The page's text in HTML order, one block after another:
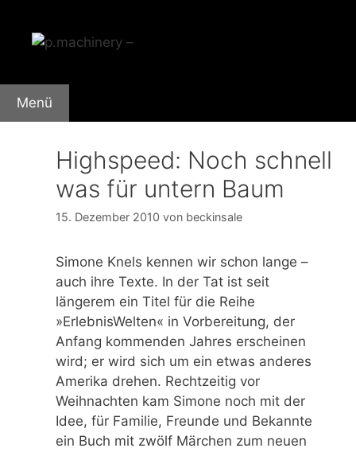
Inhalt
springen
Menü
Highspeed: Noch schnell
was für untern Baum
15. Dezember 2010 von beckinsale
Simone Knels kennen wir schon lange –
auch ihre Texte. In der Tat ist seit
längerem ein Titel für die Reihe
»ErlebnisWelten« in Vorbereitung, der
Anfang kommenden Jahres erscheinen
wird; er wird sich um ein etwas anderes
Amerika drehen. Rechtzeitig vor
Weihnachten kam Simone noch mit der
Idee, für Familie, Freunde und Bekannte
ein Buch mit zwölf Märchen zum neuen